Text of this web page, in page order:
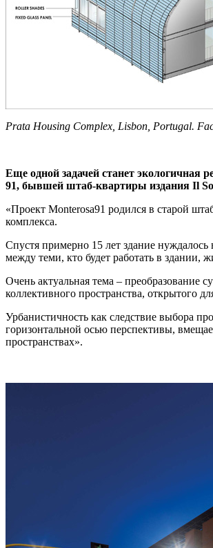
Prata Housing Complex, Lisbon, Portugal.
Еще одной задачей станет
91, бывшей штаб-квартиры издания Il
«Проект Monterosa91 родился в старой
комплекса.
Спустя примерно 15 лет здание
между теми, кто будет работать в здании,
Очень актуальная тема – преобразование
коллективного пространства, открытого
Урбанистичность как следствие выбора
горизонтальной осью перспективы,
пространствах».